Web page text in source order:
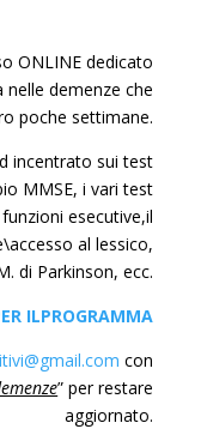
ONLINE dedicato
demenze che
poche settimane.
incentrato sui test
MMSE, i vari test
esecutive,il
al lessico,
di Parkinson, ecc.
ILPROGRAMMA
con
” per restare
aggiornato.